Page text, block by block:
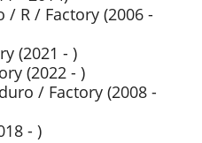
/ R / Factory (2006 -
(2021 - )
(2022 - )
/ Factory (2008 -
- )